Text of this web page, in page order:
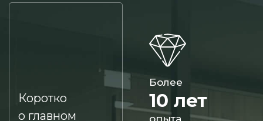
Коротко
о главном
Более
10 лет